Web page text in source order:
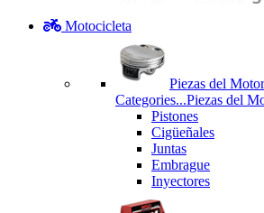
Motocicleta
Piezas del Motor
Categories...Piezas del
Pistones
Cigüeñales
Juntas
Εmbrague
Inyectores